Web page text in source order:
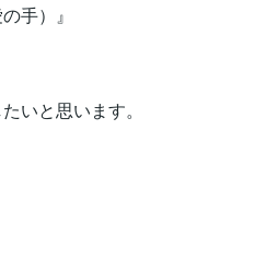
手）』
いと思います。